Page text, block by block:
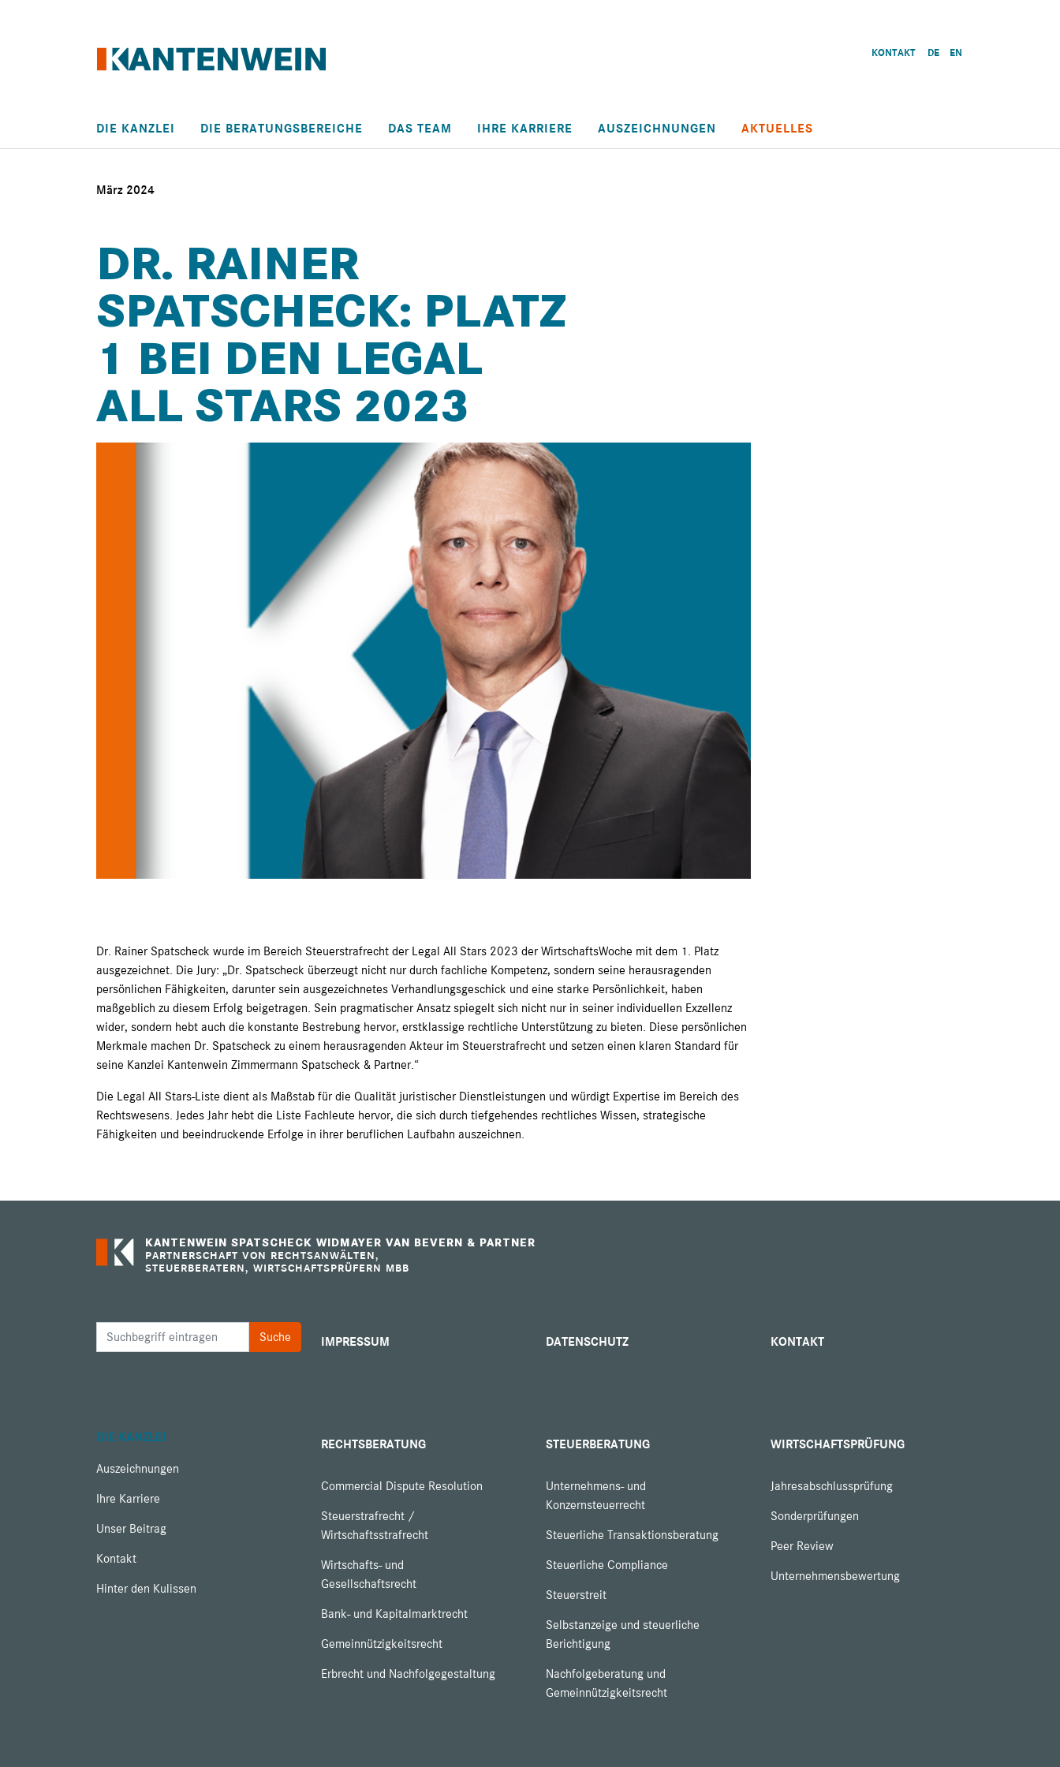
KONTAKT DE EN
DIE KANZLEI DIE BERATUNGSBEREICHE DAS TEAM IHRE KARRIERE AUSZEICHNUNGEN AKTUELLES
März 2024
DR. RAINER
SPATSCHECK: PLATZ
1 BEI DEN LEGAL
ALL STARS 2023
Dr. Rainer Spatscheck wurde im Bereich Steuerstrafrecht der Legal All Stars 2023 der WirtschaftsWoche mit dem 1. Platz
ausgezeichnet. Die Jury: „Dr. Spatscheck überzeugt nicht nur durch fachliche Kompetenz, sondern seine herausragenden
persönlichen Fähigkeiten, darunter sein ausgezeichnetes Verhandlungsgeschick und eine starke Persönlichkeit, haben
maßgeblich zu diesem Erfolg beigetragen. Sein pragmatischer Ansatz spiegelt sich nicht nur in seiner individuellen Exzellenz
wider, sondern hebt auch die konstante Bestrebung hervor, erstklassige rechtliche Unterstützung zu bieten. Diese persönlichen
Merkmale machen Dr. Spatscheck zu einem herausragenden Akteur im Steuerstrafrecht und setzen einen klaren Standard für
seine Kanzlei Kantenwein Zimmermann Spatscheck & Partner.“
Die Legal All Stars-Liste dient als Maßstab für die Qualität juristischer Dienstleistungen und würdigt Expertise im Bereich des
Rechtswesens. Jedes Jahr hebt die Liste Fachleute hervor, die sich durch tiefgehendes rechtliches Wissen, strategische
Fähigkeiten und beeindruckende Erfolge in ihrer beruflichen Laufbahn auszeichnen.
KANTENWEIN SPATSCHECK WIDMAYER VAN BEVERN & PARTNER
PARTNERSCHAFT VON RECHTSANWÄLTEN,
STEUERBERATERN, WIRTSCHAFTSPRÜFERN MBB
DIE KANZLEI
Auszeichnungen
Ihre Karriere
Unser Beitrag
Kontakt
Hinter den Kulissen
IMPRESSUM
RECHTSBERATUNG
Commercial Dispute Resolution
Steuerstrafrecht /
Wirtschaftsstrafrecht
Wirtschafts- und
Gesellschaftsrecht
Bank- und Kapitalmarktrecht
Gemeinnützigkeitsrecht
Erbrecht und Nachfolgegestaltung
DATENSCHUTZ
STEUERBERATUNG
Unternehmens- und
Konzernsteuerrecht
Steuerliche Transaktionsberatung
Steuerliche Compliance
Steuerstreit
Selbstanzeige und steuerliche
Berichtigung
Nachfolgeberatung und
Gemeinnützigkeitsrecht
KONTAKT
WIRTSCHAFTSPRÜFUNG
Jahresabschlussprüfung
Sonderprüfungen
Peer Review
Unternehmensbewertung